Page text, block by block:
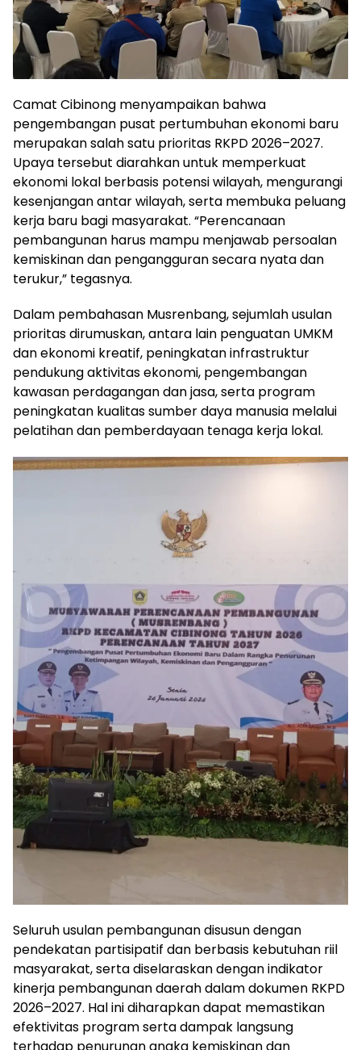
Camat Cibinong menyampaikan bahwa
pengembangan pusat pertumbuhan ekonomi baru
merupakan salah satu prioritas RKPD 2026–2027.
Upaya tersebut diarahkan untuk memperkuat
ekonomi lokal berbasis potensi wilayah, mengurangi
kesenjangan antar wilayah, serta membuka peluang
kerja baru bagi masyarakat. “Perencanaan
pembangunan harus mampu menjawab persoalan
kemiskinan dan pengangguran secara nyata dan
terukur,” tegasnya.
Dalam pembahasan Musrenbang, sejumlah usulan
prioritas dirumuskan, antara lain penguatan UMKM
dan ekonomi kreatif, peningkatan infrastruktur
pendukung aktivitas ekonomi, pengembangan
kawasan perdagangan dan jasa, serta program
peningkatan kualitas sumber daya manusia melalui
pelatihan dan pemberdayaan tenaga kerja lokal.
Seluruh usulan pembangunan disusun dengan
pendekatan partisipatif dan berbasis kebutuhan riil
masyarakat, serta diselaraskan dengan indikator
kinerja pembangunan daerah dalam dokumen RKPD
2026–2027. Hal ini diharapkan dapat memastikan
efektivitas program serta dampak langsung